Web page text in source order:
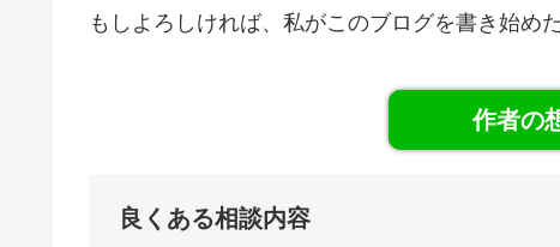
もしよろしければ、私がこのブログを書き始め
作者の
良くある相談内容